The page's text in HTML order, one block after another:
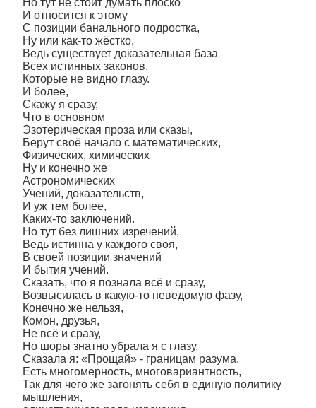
Но тут не стоит думать плоско
И относится к этому
С позиции банального подростка,
Ну или как-то жёстко,
Ведь существует доказательная база
Всех истинных законов,
Которые не видно глазу.
И более,
Скажу я сразу,
Что в основном
Эзотерическая проза или сказы,
Берут своё начало с математических,
Физических, химических
Ну и конечно же
Астрономических
Учений, доказательств,
И уж тем более,
Каких-то заключений.
Но тут без лишних изречений,
Ведь истинна у каждого своя,
В своей позиции значений
И бытия учений.
Сказать, что я познала всё и сразу,
Возвысилась в какую-то неведомую фазу,
Конечно же нельзя,
Комон, друзья,
Не всё и сразу,
Но шоры знатно убрала я с глазу,
Сказала я: «Прощай» - границам разума.
Есть многомерность, многовариантность,
Так для чего же загонять себя в единую политику
мышления,